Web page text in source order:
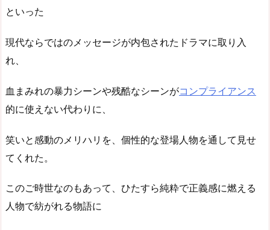
といった
現代ならではのメッセージが内包されたドラマに取り入
れ、
血まみれの暴力シーンや残酷なシーンがコンプライアンス
的に使えない代わりに、
笑いと感動のメリハリを、個性的な登場人物を通して見せ
てくれた。
このご時世なのもあって、ひたすら純粋で正義感に燃える
人物で紡がれる物語に